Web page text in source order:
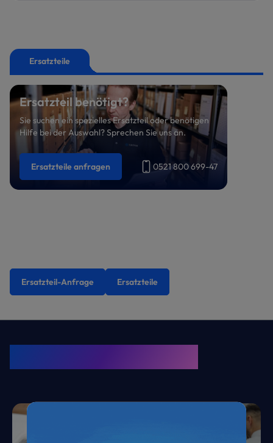
Ersatzteile
Ersatzteil benötigt?
Sie suchen ein spezielles Ersatzteil oder benötigen
Hilfe bei der Auswahl? Sprechen Sie uns an.
Ersatzteile anfragen 0521 800 699-47
Ersatzteil-Anfrage Ersatzteile